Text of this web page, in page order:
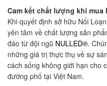
Cam kết chất lượng khi mua
Khi quyết định sở hữu Nổi
yên tâm về chất lượng sản
đáo từ đội ngũ NULLED®.
những giá trị thực thụ về sự
cách sống không giới hạn cho
đường phố tại Việt Nam.